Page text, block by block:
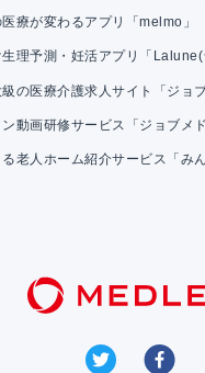
療が変わるアプリ「melmo」
理予測・妊活アプリ「Lalune(
の医療介護求人サイト「ジョ
動画研修サービス「ジョブメ
老人ホーム紹介サービス「みん